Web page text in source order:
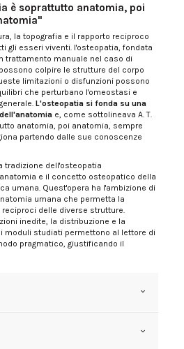
è soprattutto anatomia, poi
la topografia e il rapporto reciproco
gli esseri viventi. l'osteopatia, fondata
trattamento manuale nel caso di
colpire le strutture del corpo
limitazioni o disfunzioni possono
che perturbano l'omeostasi e
L'osteopatia si fonda su una
e, come sottolineava A. T.
anatomia, poi anatomia, sempre
partendo dalle sue conoscenze
tradizione dell'osteopatia
e il concetto osteopatico della
umana. Quest'opera ha l'ambizione di
umana che permetta la
delle diverse strutture.
inedite, la distribuzione e la
moduli studiati permettono al lettore di
pragmatico, giustificando il